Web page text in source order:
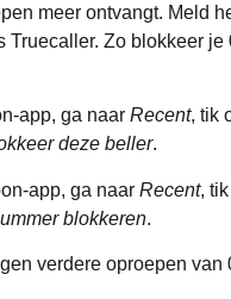
meer ontvangt. Meld
Truecaller. Zo blokkeer je
app, ga naar Recent, tik
deze beller.
app, ga naar Recent,
blokkeren.
verdere oproepen van